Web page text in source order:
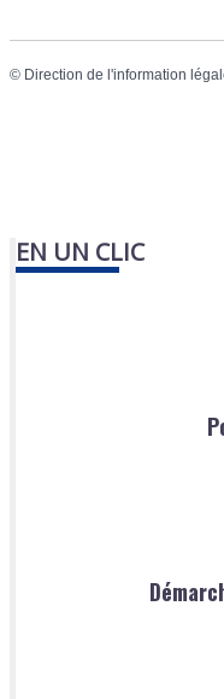
© Direction de l'information
EN UN CLIC